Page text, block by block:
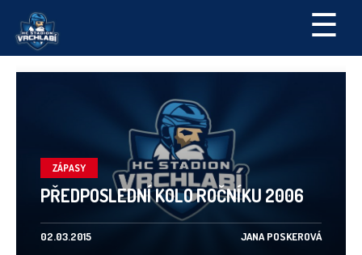
☰
ZÁPASY
PŘEDPOSLEDNÍ KOLO ROČNÍKU 2006
02.03.2015 JANA POSKEROVÁ